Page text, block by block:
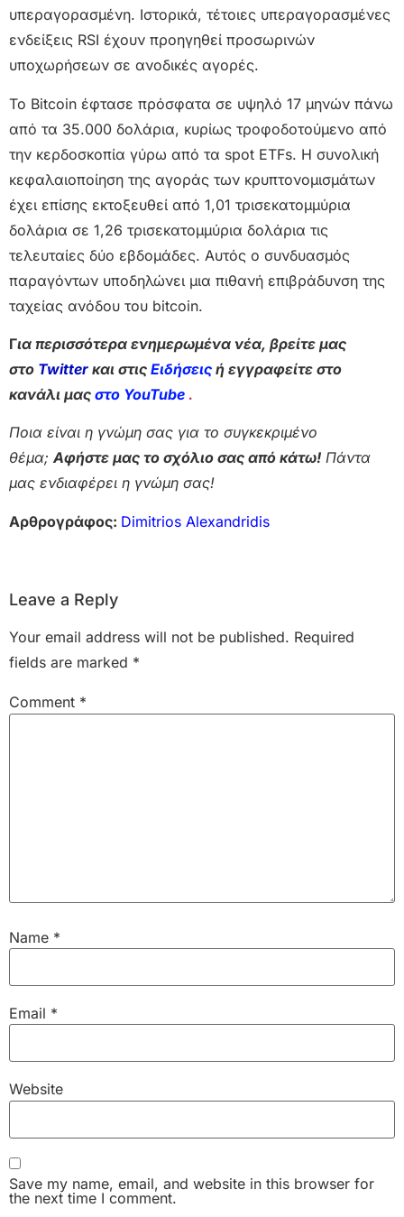
υπεραγορασμένη. Ιστορικά, τέτοιες υπεραγορασμένες
ενδείξεις RSI έχουν προηγηθεί προσωρινών
υποχωρήσεων σε ανοδικές αγορές.
Το Bitcoin έφτασε πρόσφατα σε υψηλό 17 μηνών πάνω
από τα 35.000 δολάρια, κυρίως τροφοδοτούμενο από
την κερδοσκοπία γύρω από τα spot ETFs. Η συνολική
κεφαλαιοποίηση της αγοράς των κρυπτονομισμάτων
έχει επίσης εκτοξευθεί από 1,01 τρισεκατομμύρια
δολάρια σε 1,26 τρισεκατομμύρια δολάρια τις
τελευταίες δύο εβδομάδες. Αυτός ο συνδυασμός
παραγόντων υποδηλώνει μια πιθανή επιβράδυνση της
ταχείας ανόδου του bitcoin.
Για περισσότερα ενημερωμένα νέα, βρείτε μας
στο Twitter και στις Ειδήσεις ή εγγραφείτε στο
κανάλι μας στο YouTube .
Ποια είναι η γνώμη σας για το συγκεκριμένο
θέμα;Αφήστε μας το σχόλιο σας από κάτω! Πάντα
μας ενδιαφέρει η γνώμη σας!
Αρθρογράφος: Dimitrios Alexandridis
Leave a Reply
Your email address will not be published. Required
fields are marked *
Comment *
Name *
Email *
Website
Save my name, email, and website in this browser for
the next time I comment.